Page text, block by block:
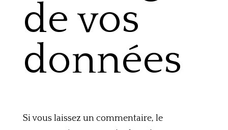
de vos
données
Si vous laissez un commentaire, le